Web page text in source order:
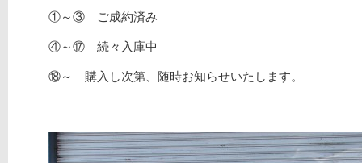
①～③ ご成約済み
④～⑰ 続々入庫中
⑱～ 購入し次第、随時お知らせいたします。